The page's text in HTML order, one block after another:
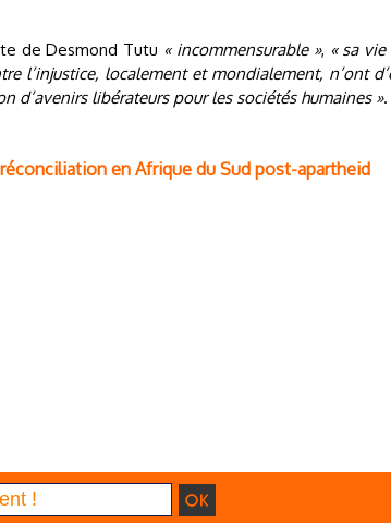
de Desmond Tutu « incommensurable », « sa
l’injustice, localement et mondialement, n’ont
d’avenirs libérateurs pour les sociétés humaines ».
en Afrique du Sud post-apartheid